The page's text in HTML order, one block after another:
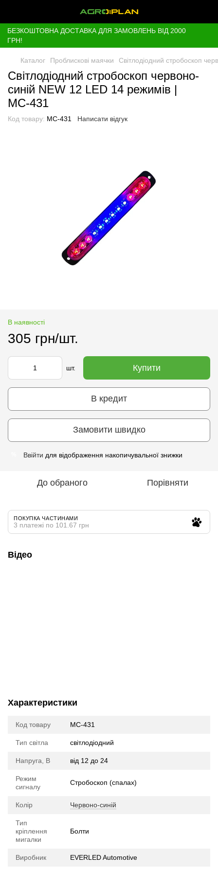
БЕЗКОШТОВНА ДОСТАВКА ДЛЯ ЗАМОВЛЕНЬ ВІД 2000
ГРН!
Каталог Проблискові маячки Світлодіодний стробоскоп
Світлодіодний стробоскоп червоно-
синій NEW 12 LED 14 режимів |
МС-431
Код товару: МС-431 Написати відгук
В наявності
305 грн/шт.
шт. Купити
В кредит
Замовити швидко
Ввійти для відображення накопичувальної знижки
До обраного Порівняти
ПОКУПКА ЧАСТИНАМИ
3 платежі по 101.67 грн
Відео
Характеристики
Код товару МС-431
Тип світла cвітлодіодний
Напруга, В від 12 до 24
Режим
сигналу
Стробоскоп (спалах)
Колір Червоно-синій
Тип
кріплення
мигалки
Болти
Виробник EVERLED Automotive